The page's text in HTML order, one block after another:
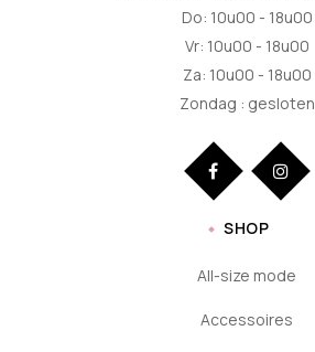
Do: 10u00 - 18u00
Vr: 10u00 - 18u00
Za: 10u00 - 18u00
Zondag : gesloten
SHOP
All-size mode
Accessoires